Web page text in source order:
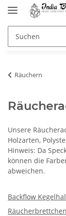
Räuchern
Unsere
Holzarten,
Hinweis: Da
können die
abweichen.
Backflow
Räucherbrettchen